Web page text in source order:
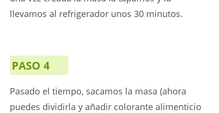
llevamos al refrigerador unos 30 minutos.
PASO 4
Pasado el tiempo, sacamos la masa (ahora
puedes dividirla y añadir colorante alimenticio